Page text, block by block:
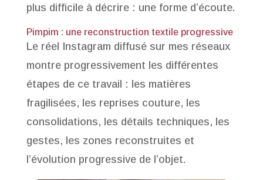
plus difficile à décrire : une forme d’écoute.
Pimpim : une reconstruction textile progressive
Le réel Instagram diffusé sur mes réseaux
montre progressivement les différentes
étapes de ce travail : les matières
fragilisées, les reprises couture, les
consolidations, les détails techniques, les
gestes, les zones reconstruites et
l’évolution progressive de l’objet.